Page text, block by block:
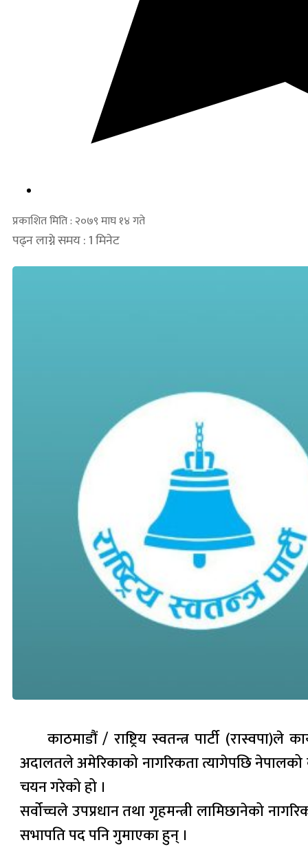
प्रकाशित मिति : २०७९ माघ १४ गते
पढ्न लाग्ने समय : 1 मिनेट
काठमाडौं / राष्ट्रिय स्वतन्त्र पार्टी
अदालतले अमेरिकाको नागरिकता त्यागेपछि नेपालको
चयन गरेको हो ।
सर्वोच्चले उपप्रधान तथा गृहमन्त्री लामिछानेको
सभापति पद पनि गुमाएका हुन् ।